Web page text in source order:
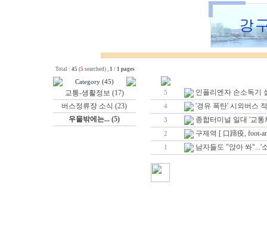
Total : 45 (5 searched) , 1 / 1 pages
Category (45)
교통-생활정보 (17)
버스정류장 소식 (23)
우물밖에는... (5)
5 인플리엔자 손소독기
4 '경유 폭탄' 시외버스
3 종합터미널 일대 '교
2 구제역 [ 口蹄疫, foot-
1 남자들도 "앉아 쏴"...'